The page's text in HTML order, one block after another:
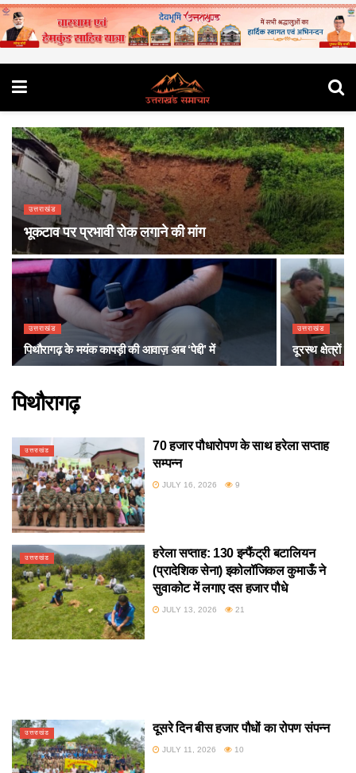
उत्तराखंड
भूकटाव पर प्रभावी रोक लगाने की मांग
उत्तराखंड
पिथौरागढ़ के मयंक कापड़ी की आवाज़ अब ‘पेद्दी’ में
उत्तराखंड
दूरस्थ क्षेत्रों में
पिथौरागढ़
उत्तराखंड
70 हजार पौधारोपण के साथ हरेला सप्ताह
सम्पन्न
JULY 16, 2026 9
उत्तराखंड
हरेला सप्ताह: 130 इन्फैंट्री बटालियन
(प्रादेशिक सेना) इकोलॉजिकल कुमाऊँ ने
सुवाकोट में लगाए दस हजार पौधे
JULY 13, 2026 21
उत्तराखंड दूसरे दिन बीस हजार पौधों का रोपण संपन्न
JULY 11, 2026 10